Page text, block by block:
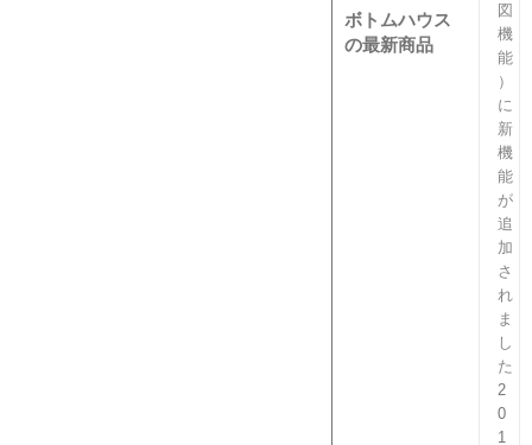
ボトムハウス
の最新商品
図
機
能
）
に
新
機
能
が
追
加
さ
れ
ま
し
た
2
0
1